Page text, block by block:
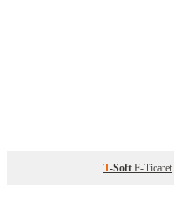
T-Soft E-Ticaret